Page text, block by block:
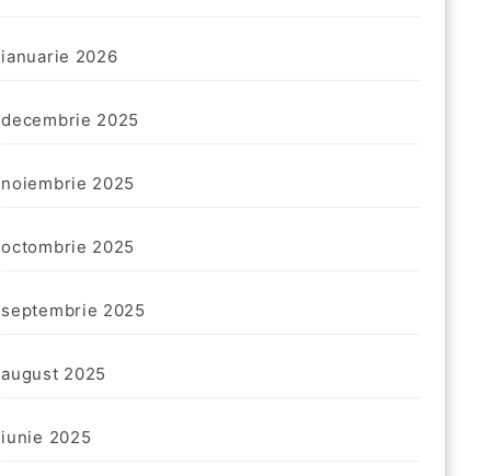
ianuarie 2026
decembrie 2025
noiembrie 2025
octombrie 2025
septembrie 2025
august 2025
iunie 2025